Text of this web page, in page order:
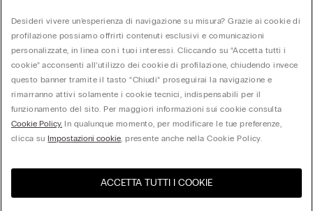
Area Legale
Corporate
© Calzedonia S.p.A | P.iva 02253210237 | Sede Legale: Malcesine (VR), Via Portici
Umberto Primo n. 5/3 | Cod. Fisc. e n.iscr. al Reg. Imprese di Verona: 01037050422 |
direzione e coordinamento di Oniverse Holding S.p.A.
Italia Italiano
Desideri vivere un’esperienza di navigazione su misura? Grazie ai cookie di
profilazione possiamo offrirti contenuti esclusivi e comunicazioni
personalizzate, in linea con i tuoi interessi. Cliccando su “Accetta tutti i
cookie” acconsenti all’utilizzo dei cookie di profilazione, chiudendo invece
questo banner tramite il tasto “Chiudi” proseguirai la navigazione e
rimarranno attivi solamente i cookie tecnici, indispensabili per il
funzionamento del sito. Per maggiori informazioni sui cookie consulta
Cookie Policy. In qualunque momento, per modificare le tue preferenze,
clicca suImpostazioni cookie, presente anche nella Cookie Policy.
ACCETTA TUTTI I COOKIE